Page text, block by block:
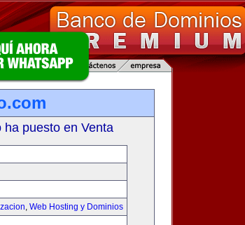
puesto en Venta
, Web Hosting y Dominios